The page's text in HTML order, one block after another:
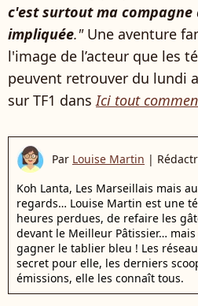
c'est surtout ma compagne
impliquée."Une aventure
l'image de l’acteur que les
peuvent retrouver du lundi
sur TF1 dans Ici tout
Par Louise Martin |
Koh Lanta, Les Marseillais mais
regards… Louise Martin est une
heures perdues, de refaire les
devant le Meilleur Pâtissier…
gagner le tablier bleu ! Les
secret pour elle, les derniers
émissions, elle les connaît tous.